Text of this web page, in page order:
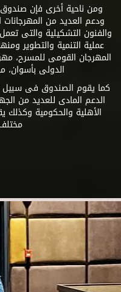
ومن ناحية أخرى فإن صندوق
ودعم العديد من المهرجانات
والفنون التشكيلية والتى
عملية التنمية والتطوير
المهرجان القومى للمسرح،
الدولى بأسوان،
كما يقوم الصندوق فى سبيل
الدعم المادى للعديد من
الأهلية والحكومية وكذلك